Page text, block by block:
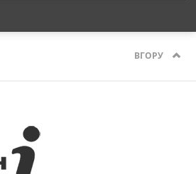
ВГОРУ